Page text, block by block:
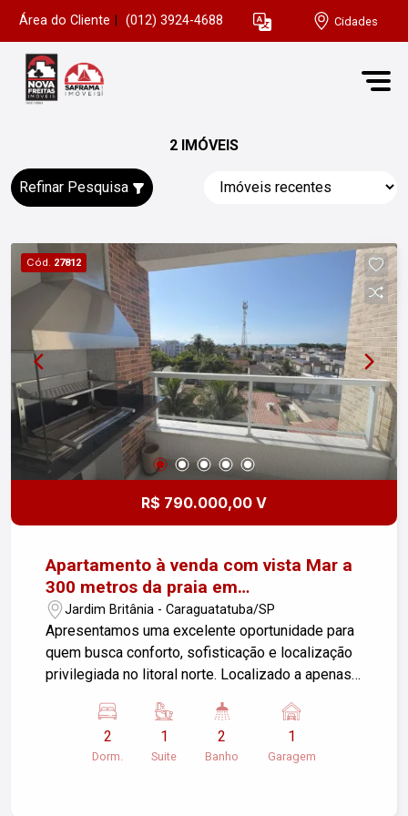
Área do Cliente (012) 3924-4688 Cidades
2 IMÓVEIS
Refinar Pesquisa
Cód. 27812
R$ 790.000,00 V
Apartamento à venda com vista Mar a
300 metros da praia em
Caraguatatuba
Jardim Britânia - Caraguatatuba/SP
Apresentamos uma excelente oportunidade para
quem busca conforto, sofisticação e localização
privilegiada no litoral norte. Localizado a apenas
empreendimento planejado nos mínimos
detalhes, oferecendo qualidade construtiva,
elegância e praticidade no dia a dia. O
2
Dorm.
1
Suite
2
Banho
1
Garagem